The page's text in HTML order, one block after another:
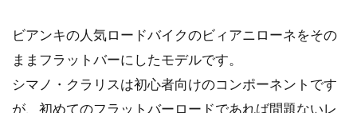
ビアンキの人気ロードバイクのビィアニローネをその
ままフラットバーにしたモデルです。
シマノ・クラリスは初心者向けのコンポーネントです
が、初めてのフラットバーロードであれば問題ないレ